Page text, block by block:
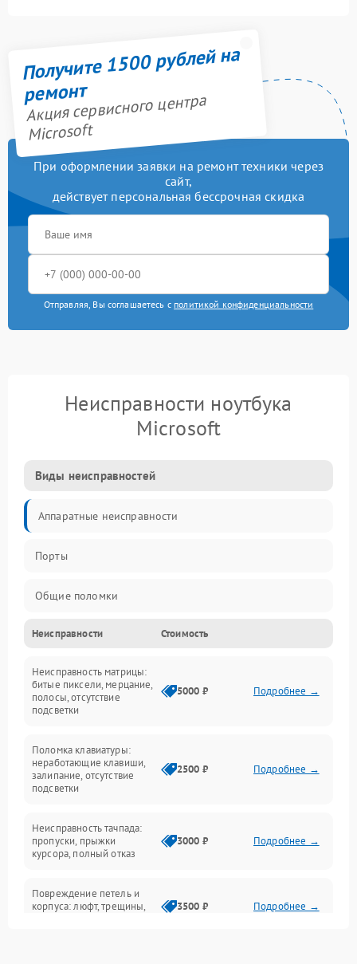
Получите 1500 рублей на
ремонт
Акция сервисного центра
Microsoft
При оформлении заявки на ремонт техники через
сайт,
действует персональная бессрочная скидка
Отправляя, Вы соглашаетесь с политикой конфиденциальности
Неисправности ноутбука
Microsoft
Виды неисправностей
Аппаратные неисправности
Порты
Общие поломки
Устройства
Программные ошибки
Электрические и системные сбои
Интерфейсные проблемы
Батарея
Сеть и интернет
Неисправности Стоимость
Неисправность матрицы:
битые пиксели, мерцание,
полосы, отсутствие
подсветки
5000 ₽ Подробнее →
Поломка клавиатуры:
неработающие клавиши,
залипание, отсутствие
подсветки
2500 ₽ Подробнее →
Неисправность тачпада:
пропуски, прыжки
курсора, полный отказ
3000 ₽ Подробнее →
Повреждение петель и
корпуса: люфт, трещины,
3500 ₽ Подробнее →